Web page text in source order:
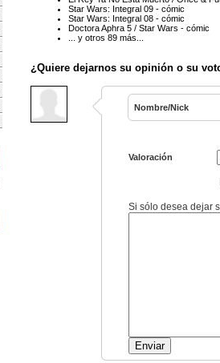
Star Wars: Integral 09 - cómic
Star Wars: Integral 08 - cómic
Doctora Aphra 5 / Star Wars - cómic
... y otros 89 más...
¿Quiere dejarnos su opinión o su
Nombre/Nick
Valoración
Si sólo desea dejar